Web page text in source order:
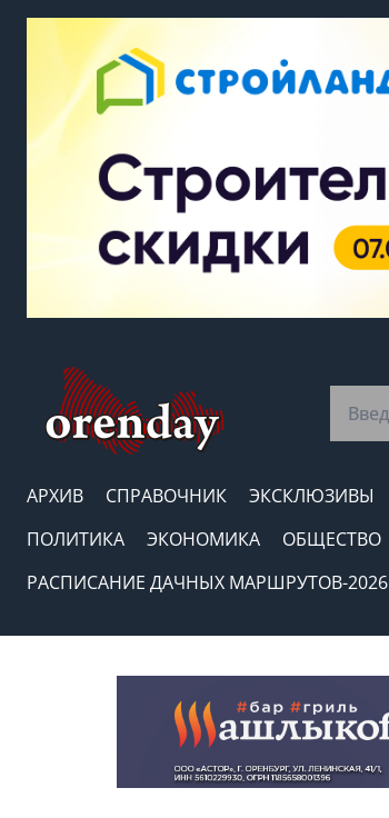
АРХИВ СПРАВОЧНИК ЭКСКЛЮЗИВЫ
ПОЛИТИКА
ЭКОНОМИКА ОБЩЕСТВО
РАСПИСАНИЕ ДАЧНЫХ МАРШРУТОВ-2026